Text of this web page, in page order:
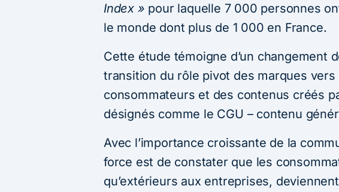
Index » pour laquelle 7 000 personnes
le monde dont plus de 1 000 en France.
Cette étude témoigne d’un changement
transition du rôle pivot des marques
consommateurs et des contenus créés
désignés comme le CGU – contenu
Avec l’importance croissante de la
force est de constater que les
qu’extérieurs aux entreprises,